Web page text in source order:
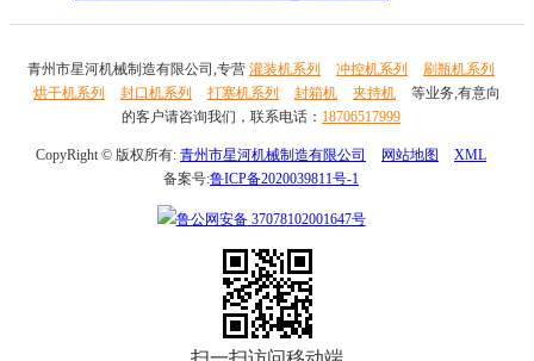
青州市星河机械制造有限公司,专营 灌装机系列 冲控机系列
刷瓶机系列
烘干机系列
封口机系列 打塞机系列 封箱机 夹持机
等业务,有意向
的客户请咨询我们，联系电话： 18706517999
CopyRight © 版权所有: 青州市星河机械制造有限公司 网站地图
XML
备案号:鲁ICP备2020039811号-1
鲁公网安备37078102001647号